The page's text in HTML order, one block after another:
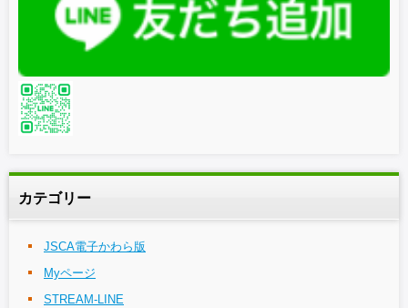
カテゴリー
JSCA電子かわら版
Myページ
STREAM-LINE